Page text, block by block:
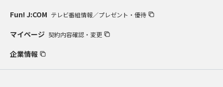
Fun! J:COM テレビ番組情報／プレゼント・優待
マイページ 契約内容確認・変更
企業情報